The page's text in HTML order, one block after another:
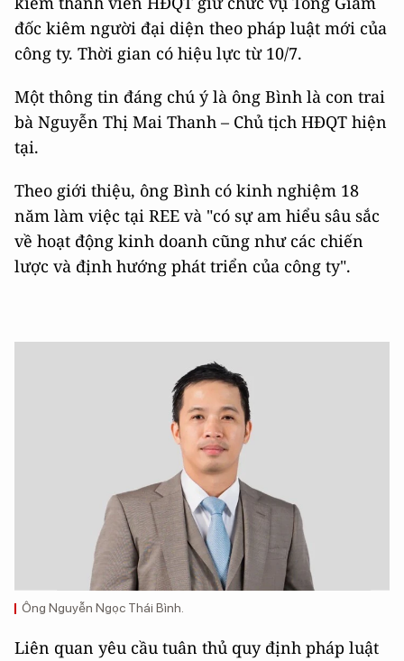
đốc kiêm người đại diện theo pháp luật mới của
công ty. Thời gian có hiệu lực từ 10/7.
Một thông tin đáng chú ý là ông Bình là con trai
bà Nguyễn Thị Mai Thanh – Chủ tịch HĐQT hiện
tại.
Theo giới thiệu, ông Bình có kinh nghiệm 18
năm làm việc tại REE và "có sự am hiểu sâu sắc
về hoạt động kinh doanh cũng như các chiến
lược và định hướng phát triển của công ty".
Ông Nguyễn Ngọc Thái Bình.
Liên quan yêu cầu tuân thủ quy định pháp luật